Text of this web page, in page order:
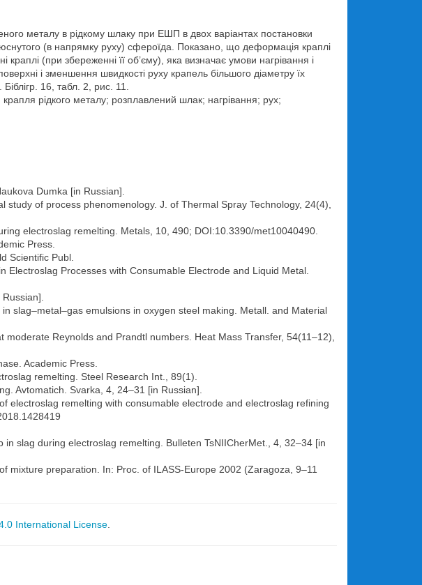
металу в рідкому шлаку при ЕШП в двох варіантах постановки
(в напрямку руху) сфероїда. Показано, що деформація краплі
краплі (при збереженні її об’єму), яка визначає умови нагрівання і
і зменшення швидкості руху крапель більшого діаметру їх
16, табл. 2, рис. 11.
рідкого металу; розплавлений шлак; нагрівання; рух;
Dumka [in Russian].
of process phenomenology. J. of Thermal Spray Technology, 24(4),
electroslag remelting. Metals, 10, 490; DOI:10.3390/met10040490.
Press.
Scientific Publ.
Electroslag Processes with Consumable Electrode and Liquid Metal.
slag–metal–gas emulsions in oxygen steel making. Metall. and Material
Reynolds and Prandtl numbers. Heat Mass Transfer, 54(11–12),
Academic Press.
remelting. Steel Research Int., 89(1).
Avtomatich. Svarka, 4, 24–31 [in Russian].
electroslag remelting with consumable electrode and electroslag refining
slag during electroslag remelting. Bulleten TsNIICherMet., 4, 32–34 [in
mixture preparation. In: Proc. of ILASS-Europe 2002 (Zaragoza, 9–11
International License